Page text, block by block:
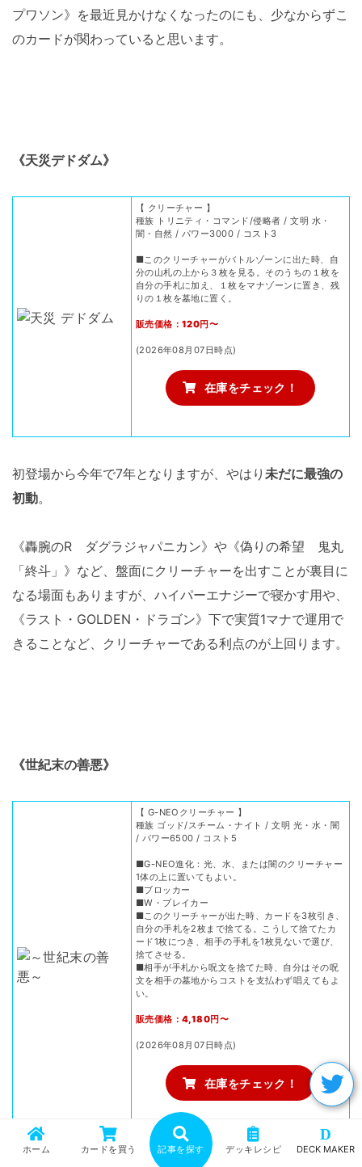
プワソン》を最近見かけなくなったのにも、少なからずこ
のカードが関わっていると思います。
《天災デドダム》
【 クリーチャー 】
種族 トリニティ・コマンド/侵略者 / 文明 水・
闇・自然 / パワー3000 / コスト3
■このクリーチャーがバトルゾーンに出た時、自
分の山札の上から３枚を見る。そのうちの１枚を
自分の手札に加え、１枚をマナゾーンに置き、残
りの１枚を墓地に置く。
販売価格：120円〜
(2026年08月07日時点)
在庫をチェック！
初登場から今年で7年となりますが、やはり 未だに最強の
初動。
《轟腕のR ダグラジャパニカン》や《偽りの希望 鬼丸
「終斗」》など、盤面にクリーチャーを出すことが裏目に
なる場面もありますが、ハイパーエナジーで寝かす用や、
《ラスト・GOLDEN・ドラゴン》下で実質1マナで運用で
きることなど、クリーチャーである利点のが上回ります。
《世紀末の善悪》
【 G-NEOクリーチャー 】
種族 ゴッド/スチーム・ナイト / 文明 光・水・闇
/ パワー6500 / コスト5
■G-NEO進化：光、水、または闇のクリーチャー
1体の上に置いてもよい。
■ブロッカー
■W・ブレイカー
■このクリーチャーが出た時、カードを3枚引き、
自分の手札を2枚まで捨てる。こうして捨てたカ
ード1枚につき、相手の手札を1枚見ないで選び、
捨てさせる。
■相手が手札から呪文を捨てた時、自分はその呪
文を相手の墓地からコストを支払わず唱えてもよ
い。
販売価格：4,180円〜
(2026年08月07日時点)
在庫をチェック！
ホーム カードを買う 記事を探す デッキレシピ
D
DECK MAKER